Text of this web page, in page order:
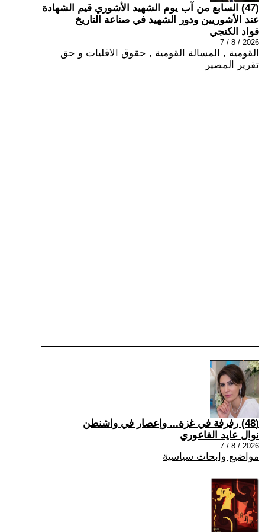
(47) السابع من آب يوم الشهيد الأشوري قيم الشهادة
عند الأشوريين ودور الشهيد في صناعة التاريخ
فواد الكنجي
2026 / 8 / 7
القومية , المسالة القومية , حقوق الاقليات و حق
تقرير المصير
(48) رفرفة في غزة... وإعصار في واشنطن
نوال عايد الفاعوري
2026 / 8 / 7
مواضيع وابحاث سياسية